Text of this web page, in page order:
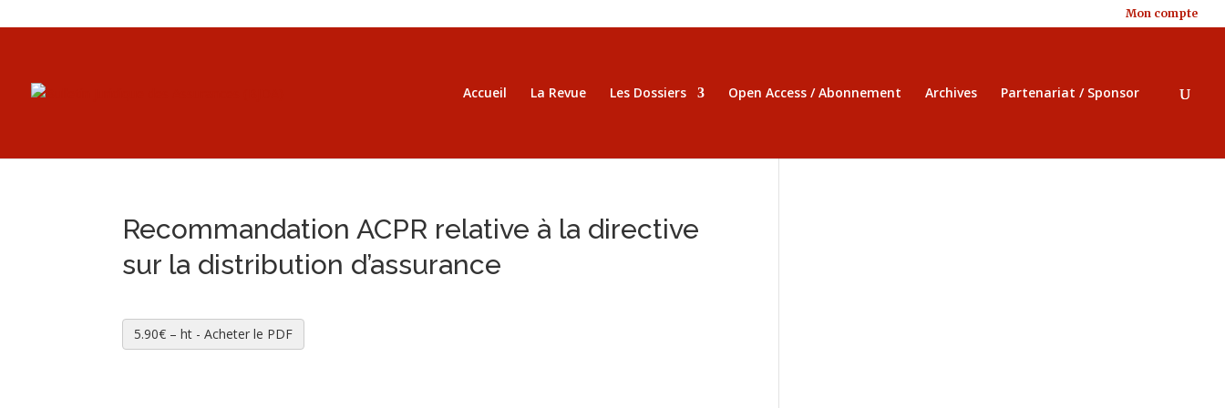
Mon compte
Accueil La Revue Les Dossiers Open Access / Abonnement Archives Partenariat / Sponsor
Recommandation ACPR relative à la directive
sur la distribution d’assurance
5.90€ – ht - Acheter le PDF